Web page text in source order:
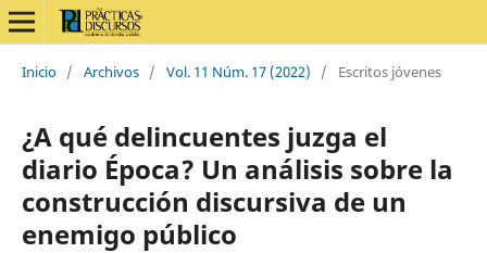
Inicio / Archivos / Vol. 11 Núm. 17 (2022) / Escritos jóvenes
¿A qué delincuentes juzga el
diario Época? Un análisis sobre la
construcción discursiva de un
enemigo público